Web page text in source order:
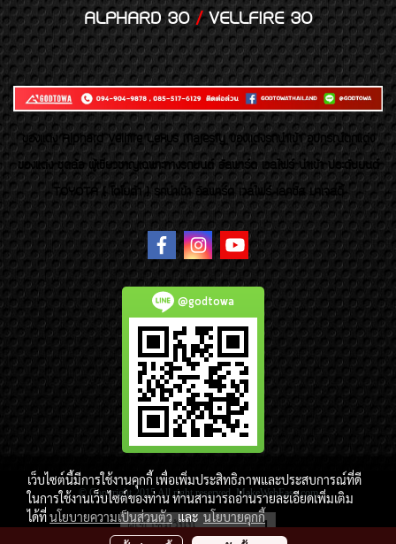
ALPHARD 30/VELLFIRE 30
ของเเต่ง Alphard Vellfire Lexus Majesty ของเเต่งรถนำเข้า อุปกรณ์ตกแต่ง
ของแต่ง ชุดล้อ ผู้เชี่ยวชาญเฉพาะทางรถยนต์ อัลพาร์ด เวลไฟร์ นำเข้า ประดับยนต์
TOYOTA ( โตโยต้า ) รถนำเข้า อัลพาร์ด เวลไฟร์ เลกซัส มาเจสตี้
@godtowa
© Copyright 2015 All right reserved. MakeWebEasy.com
ผู้เข้าชมวันนี้ 1
เว็บไซต์นี้มีการใช้งานคุกกี้ เพื่อเพิ่มประสิทธิภาพและประสบการณ์ที่ดี
ในการใช้งานเว็บไซต์ของท่าน ท่านสามารถอ่านรายละเอียดเพิ่มเติม
ได้ที่นโยบายความเป็นส่วนตัวและนโยบายคุกกี้